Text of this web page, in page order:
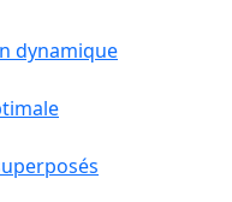
dynamique